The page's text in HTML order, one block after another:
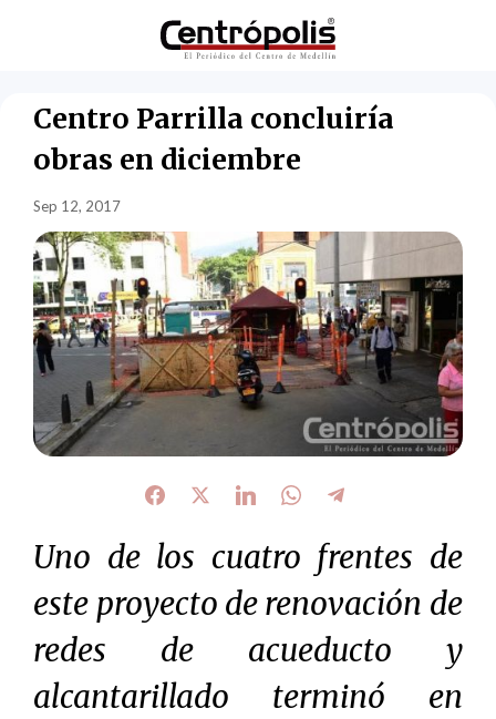
Centro Parrilla concluiría
obras en diciembre
Sep 12, 2017
Uno de los cuatro frentes de
este proyecto de renovación de
redes de acueducto y
alcantarillado terminó en